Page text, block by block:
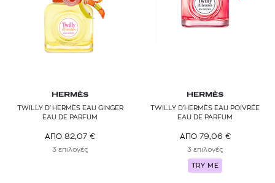
HERMÈS
TWILLY D'HERMÈS EAU GINGER
EAU DE PARFUM
ΑΠΟ 82,07 €
3 επιλογές
HERMÈS
TWILLY D’HERMÈS EAU POIVRÉE
EAU DE PARFUM
ΑΠΟ 79,06 €
3 επιλογές
TRY ME